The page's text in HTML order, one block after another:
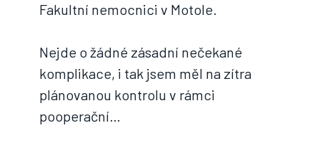
Fakultní nemocnici v Motole.
Nejde o žádné zásadní nečekané
komplikace, i tak jsem měl na zítra
plánovanou kontrolu v rámci
pooperační…